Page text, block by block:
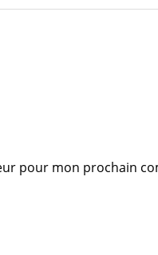
pour mon prochain